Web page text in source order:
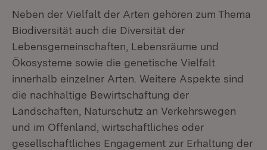
Neben der Vielfalt der Arten gehören zum Thema
Biodiversität auch die Diversität der
Lebensgemeinschaften, Lebensräume und
Ökosysteme sowie die genetische Vielfalt
innerhalb einzelner Arten. Weitere Aspekte sind
die nachhaltige Bewirtschaftung der
Landschaften, Naturschutz an Verkehrswegen
und im Offenland, wirtschaftliches oder
gesellschaftliches Engagement zur Erhaltung der